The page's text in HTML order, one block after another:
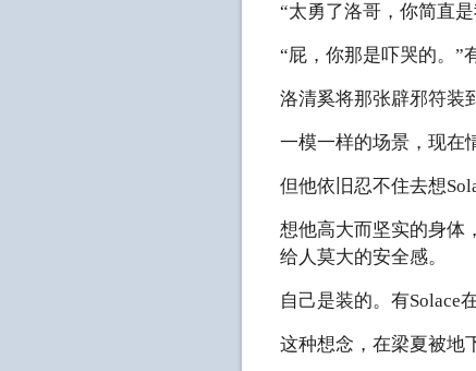
“太勇了洛哥，你简直
“屁，你那是吓哭的。”
洛清奚将那张辟邪符装
一模一样的场景，现在
但他依旧忍不住去想
想他高大而坚实的身体
给人莫大的安全感。
自己是装的。有Solace
这种想念，在梁夏被地